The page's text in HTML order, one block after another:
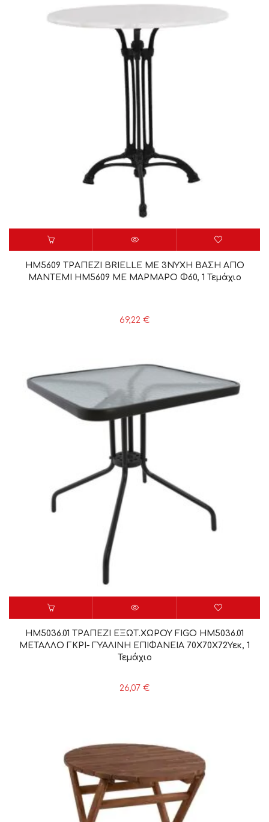
HM5609 ΤΡΑΠΕΖΙ BRIELLE ΜΕ 3ΝΥΧΗ ΒΑΣΗ ΑΠΟ
ΜΑΝΤΕΜΙ HM5609 ΜΕ ΜΑΡΜΑΡΟ Φ60, 1 Τεμάχιο
69,22 €
HM5036.01 ΤΡΑΠΕΖΙ ΕΞΩΤ.ΧΩΡΟΥ FIGO HM5036.01
ΜΕΤΑΛΛΟ ΓΚΡΙ- ΓΥΑΛΙΝΗ ΕΠΙΦΑΝΕΙΑ 70Χ70Χ72Υεκ, 1
Τεμάχιο
26,07 €